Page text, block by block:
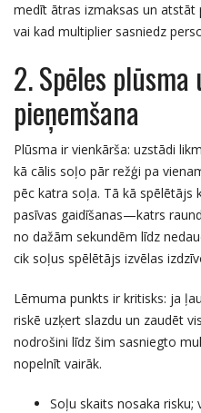
medīt ātras izmaksas un
vai kad multiplier sasniedz
2. Spēles
pieņemšana
Plūsma ir vienkārša: uzstādi
kā cālis soļo pār režģi pa
pēc katra soļa. Tā kā spēlētājs
pasīvas gaidīšanas—katrs
no dažām sekundēm līdz
cik soļus spēlētājs izvēlas
Lēmuma punkts ir kritisks: ja
riskē uzķert slazdu un zaudēt
nodrošini līdz šim sasniegto
nopelnīt vairāk.
Soļu skaits nosaka risku;